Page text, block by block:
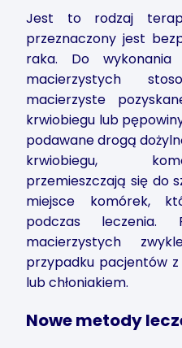
Jest to rodzaj
przeznaczony jest
raka. Do wykonania
macierzystych
macierzyste
krwiobiegu lub
podawane drogą
krwiobiegu,
przemieszczają się do
miejsce komórek,
podczas leczenia.
macierzystych
przypadku pacjentów
lub chłoniakiem.
Nowe metody